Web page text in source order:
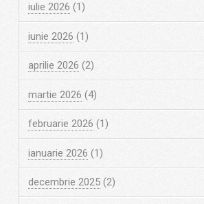
iulie 2026 (1)
iunie 2026 (1)
aprilie 2026 (2)
martie 2026 (4)
februarie 2026 (1)
ianuarie 2026 (1)
decembrie 2025(2)